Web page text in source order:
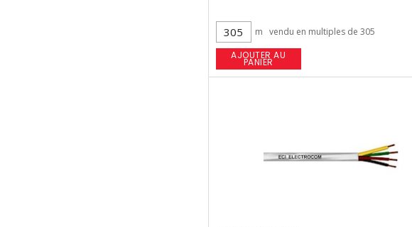
m vendu en multiples de 305
AJOUTER AU
PANIER